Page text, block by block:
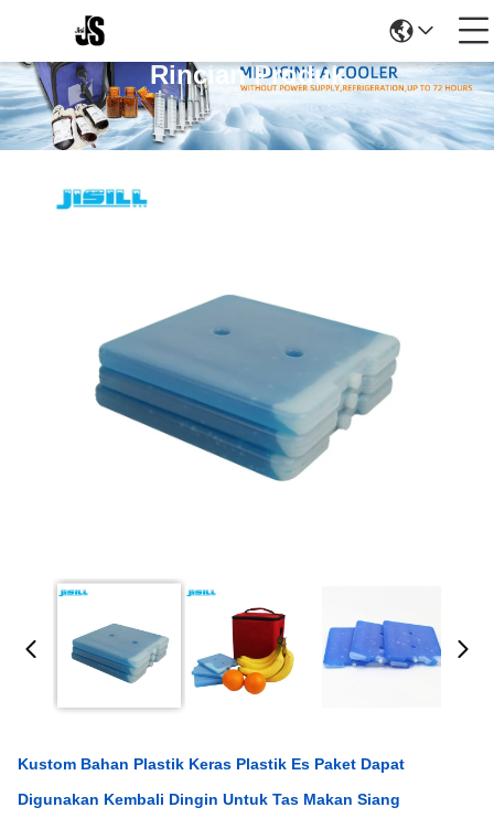
Rincian Produk
Kustom Bahan Plastik Keras Plastik Es Paket Dapat
Digunakan Kembali Dingin Untuk Tas Makan Siang